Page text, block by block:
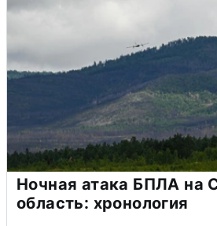
Ночная атака БПЛА на
область: хронология